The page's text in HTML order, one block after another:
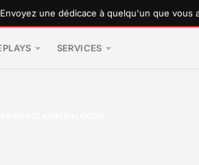
une dédicace à quelqu'un que vous aimez !
SERVICES